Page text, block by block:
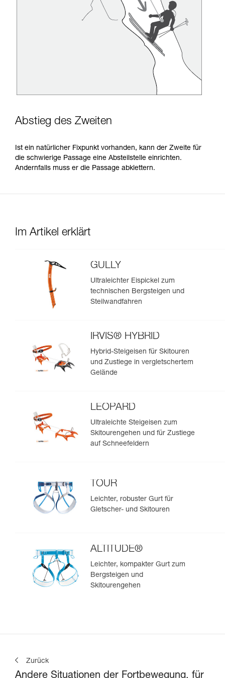
Abstieg des Zweiten
Ist ein natürlicher Fixpunkt vorhanden, kann der Zweite für
die schwierige Passage eine Absteilstelle einrichten.
Andernfalls muss er die Passage abklettern.
Im Artikel erklärt
GULLY
Ultraleichter Eispickel zum
technischen Bergsteigen und
Steilwandfahren
IRVIS® HYBRID
Hybrid-Steigeisen für Skitouren
und Zustiege in vergletschertem
Gelände
LEOPARD
Ultraleichte Steigeisen zum
Skitourengehen und für Zustiege
auf Schneefeldern
TOUR
Leichter, robuster Gurt für
Gletscher- und Skitouren
ALTITUDE®
Leichter, kompakter Gurt zum
Bergsteigen und
Skitourengehen
Zurück
Andere Situationen der Fortbewegung, für